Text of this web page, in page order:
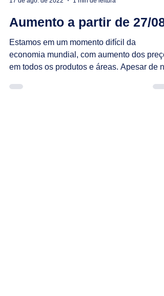
17 de ago. de 2022
1 min de leitura
Aumento a partir de 27/08
Estamos em um momento difícil da
economia mundial, com aumento dos
em todos os produtos e áreas. Apesar de